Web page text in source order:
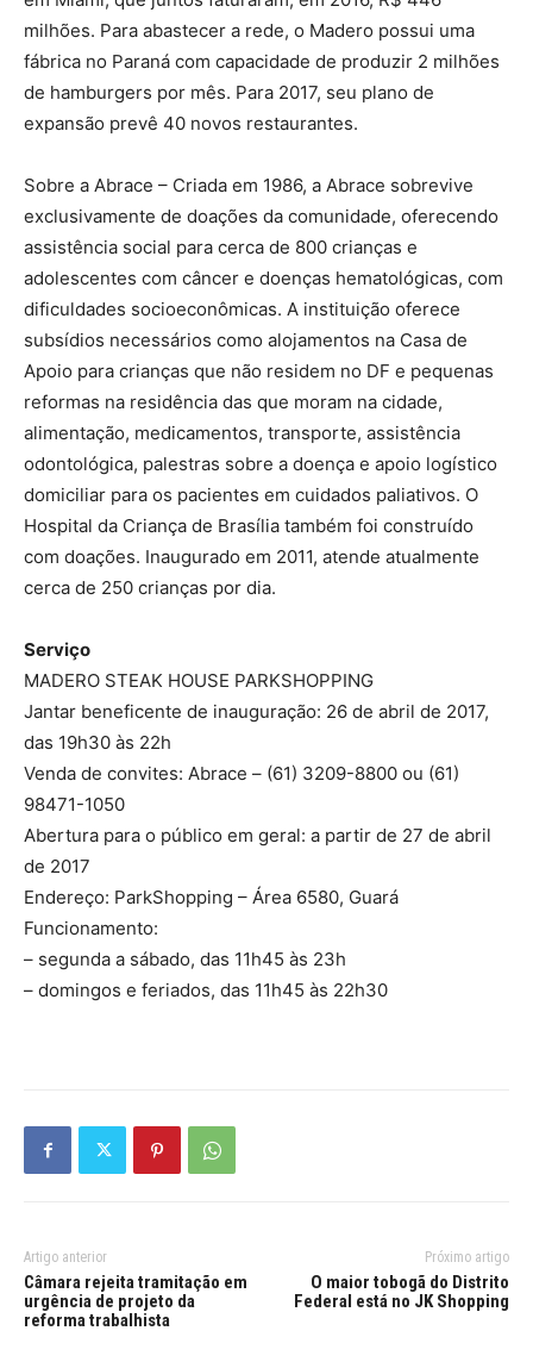
milhões. Para abastecer a rede, o Madero possui uma
fábrica no Paraná com capacidade de produzir 2 milhões
de hamburgers por mês. Para 2017, seu plano de
expansão prevê 40 novos restaurantes.
Sobre a Abrace – Criada em 1986, a Abrace sobrevive
exclusivamente de doações da comunidade, oferecendo
assistência social para cerca de 800 crianças e
adolescentes com câncer e doenças hematológicas, com
dificuldades socioeconômicas. A instituição oferece
subsídios necessários como alojamentos na Casa de
Apoio para crianças que não residem no DF e pequenas
reformas na residência das que moram na cidade,
alimentação, medicamentos, transporte, assistência
odontológica, palestras sobre a doença e apoio logístico
domiciliar para os pacientes em cuidados paliativos. O
Hospital da Criança de Brasília também foi construído
com doações. Inaugurado em 2011, atende atualmente
cerca de 250 crianças por dia.
Serviço
MADERO STEAK HOUSE PARKSHOPPING
Jantar beneficente de inauguração: 26 de abril de 2017,
das 19h30 às 22h
Venda de convites: Abrace – (61) 3209-8800 ou (61)
98471-1050
Abertura para o público em geral: a partir de 27 de abril
de 2017
Endereço: ParkShopping – Área 6580, Guará
Funcionamento:
– segunda a sábado, das 11h45 às 23h
– domingos e feriados, das 11h45 às 22h30
Artigo anterior
Câmara rejeita tramitação em
urgência de projeto da
reforma trabalhista
Próximo artigo
O maior tobogã do Distrito
Federal está no JK Shopping